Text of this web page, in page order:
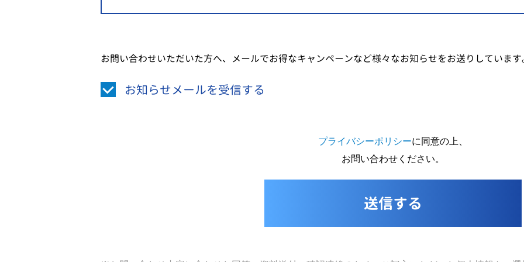
お問い合わせいただいた方へ、メールでお得なキャンペーンなど様々なお知らせをお送りしています
お知らせメールを受信する
プライバシーポリシーに同意の上、
お問い合わせください。